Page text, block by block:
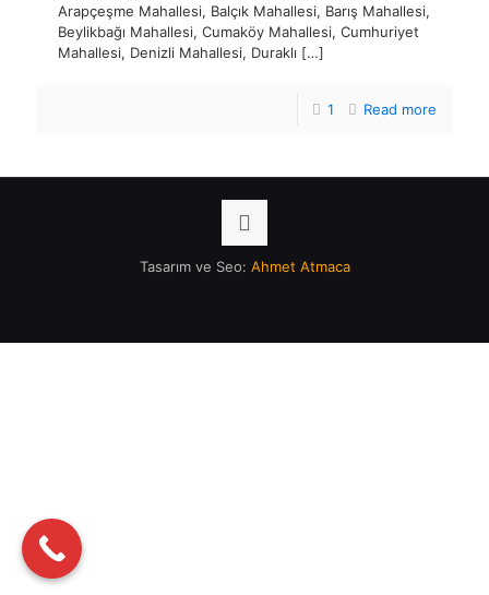
Arapçeşme Mahallesi, Balçık Mahallesi, Barış Mahallesi,
Beylikbağı Mahallesi, Cumaköy Mahallesi, Cumhuriyet
Mahallesi, Denizli Mahallesi, Duraklı […]
1 Read more
Tasarım ve Seo: Ahmet Atmaca